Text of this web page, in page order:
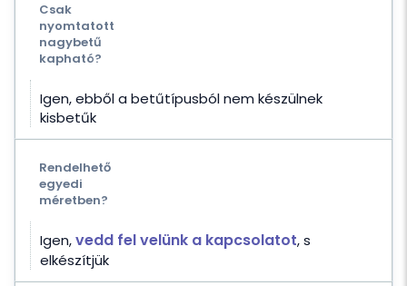
Csak
nyomtatott
nagybetű
kapható?
Igen, ebből a betűtípusból nem készülnek
kisbetűk
Rendelhető
egyedi
méretben?
Igen,vedd fel velünk a kapcsolatot, s
elkészítjük